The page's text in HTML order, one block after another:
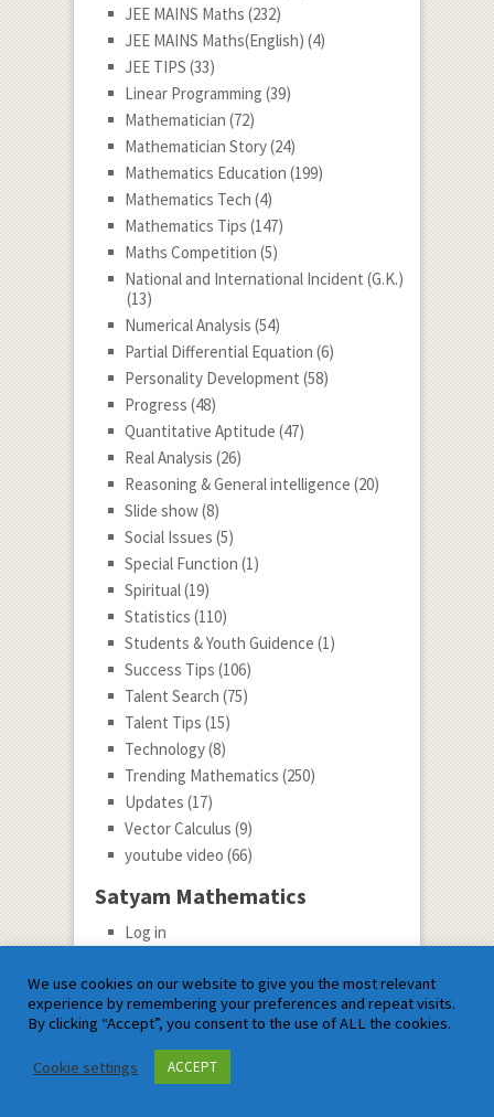
JEE MAINS Maths (232)
JEE MAINS Maths(English) (4)
JEE TIPS (33)
Linear Programming (39)
Mathematician (72)
Mathematician Story(24)
Mathematics Education (199)
Mathematics Tech (4)
Mathematics Tips (147)
Maths Competition (5)
National and International Incident (G.K.)
(13)
Numerical Analysis (54)
Partial Differential Equation (6)
Personality Development (58)
Progress (48)
Quantitative Aptitude (47)
Real Analysis (26)
Reasoning & General intelligence (20)
Slide show(8)
Social Issues (5)
Special Function (1)
Spiritual(19)
Statistics (110)
Students & Youth Guidence (1)
Success Tips (106)
Talent Search (75)
Talent Tips (15)
Technology(8)
Trending Mathematics (250)
Updates (17)
Vector Calculus (9)
youtube video (66)
Satyam Mathematics
Log in
Comments feed
WordPress.org
Guest Post ke Liye Hame Likhe
We use cookies on our website to give you the most relevant
experience by remembering your preferences and repeat visits.
By clicking “Accept”, you consent to the use of ALL the cookies.
Cookie settings ACCEPT